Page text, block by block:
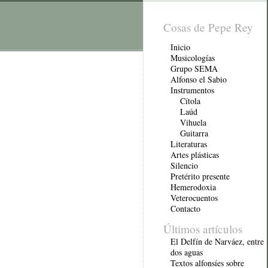
Cosas de Pepe Rey
Inicio
Musicologías
Grupo SEMA
Alfonso el Sabio
Instrumentos
Cítola
Laúd
Vihuela
Guitarra
Literaturas
Artes plásticas
Silencio
Pretérito presente
Hemerodoxia
Veterocuentos
Contacto
Últimos artículos
El Delfín de Narváez, entre
dos aguas
Textos alfonsíes sobre